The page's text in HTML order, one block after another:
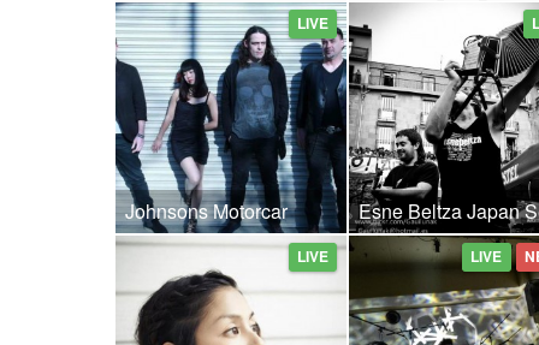
Johnsons Motorcar
LIVE
Esne Beltza Japan
LIVE LIVE